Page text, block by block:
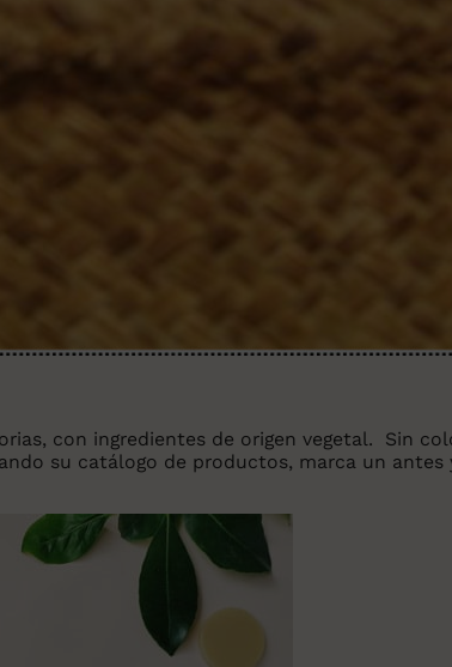
con ingredientes de origen vegetal. Sin
su catálogo de productos, marca un antes